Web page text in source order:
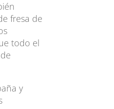
fresa de
todo el
y